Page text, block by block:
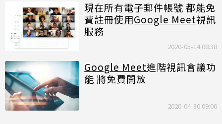
現在所有電子郵件帳號 都能免
費註冊使用Google Meet視訊
服務
2020-05-14 08:38
Google Meet進階視訊會議功
能 將免費開放
2020-04-30 09:06